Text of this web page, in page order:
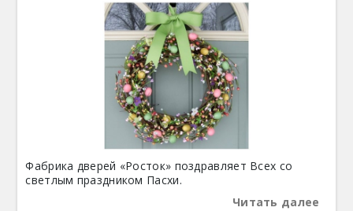
Фабрика дверей «Росток» поздравляет Всех со
светлым праздником Пасхи.
Читать далее